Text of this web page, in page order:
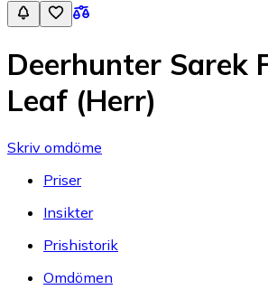
Deerhunter Sarek
Leaf (Herr)
Skriv omdöme
Priser
Insikter
Prishistorik
Omdömen